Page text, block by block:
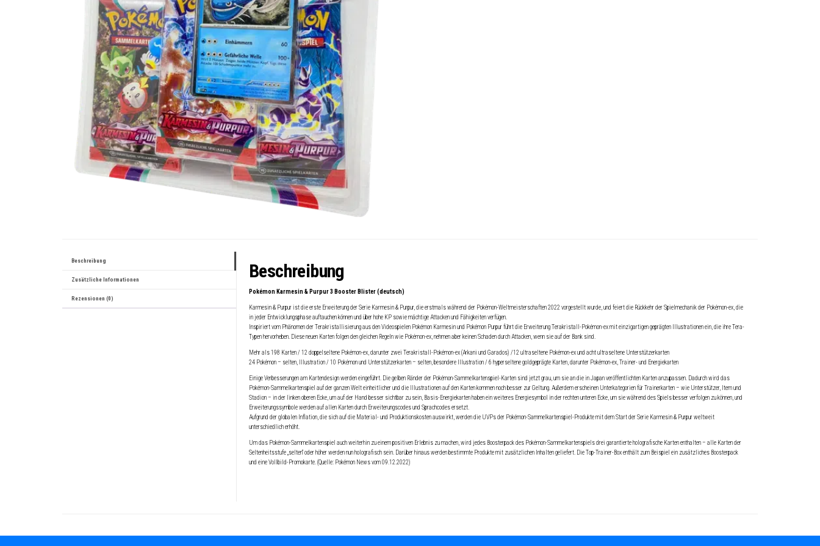
Beschreibung
Zusätzliche Informationen
Rezensionen (0)
Beschreibung
Pokémon Karmesin & Purpur 3 Booster Blister (deutsch)
Karmesin & Purpur ist die erste Erweiterung der Serie Karmesin & Purpur, die erstmals während der Pokémon-Weltmeisterschaften 2022 vorgestellt wurde, und feiert die Rückkehr der Spielmechanik der Pokémon-ex, die
in jeder Entwicklungsphase auftauchen können und über hohe KP sowie mächtige Attacken und Fähigkeiten verfügen.
Inspiriert vom Phänomen der Terakristallisierung aus den Videospielen Pokémon Karmesin und Pokémon Purpur führt die Erweiterung Terakristall-Pokémon-ex mit einzigartigen geprägten Illustrationen ein, die ihre Tera-
Typen hervorheben. Diese neuen Karten folgen den gleichen Regeln wie Pokémon-ex, nehmen aber keinen Schaden durch Attacken, wenn sie auf der Bank sind.
Mehr als 198 Karten / 12 doppelseltene Pokémon-ex, darunter zwei Terakristall-Pokémon-ex (Arkani und Garados) /12 ultraseltene Pokémon-ex und acht ultraseltene Unterstützerkarten
24 Pokémon – selten, Illustration / 10 Pokémon und Unterstützerkarten – selten, besondere Illustration / 6 hyperseltene goldgeprägte Karten, darunter Pokémon-ex, Trainer- und Energiekarten
Einige Verbesserungen am Kartendesign werden eingeführt. Die gelben Ränder der Pokémon-Sammelkartenspiel-Karten sind jetzt grau, um sie an die in Japan veröffentlichten Karten anzupassen. Dadurch wird das
Pokémon-Sammelkartenspiel auf der ganzen Welt einheitlicher und die Illustrationen auf den Karten kommen noch besser zur Geltung. Außerdem erscheinen Unterkategorien für Trainerkarten – wie Unterstützer, Item und
Stadion – in der linken oberen Ecke, um auf der Hand besser sichtbar zu sein, Basis-Energiekarten haben ein weiteres Energiesymbol in der rechten unteren Ecke, um sie während des Spiels besser verfolgen zu können, und
Erweiterungssymbole werden auf allen Karten durch Erweiterungscodes und Sprachcodes ersetzt.
Aufgrund der globalen Inflation, die sich auf die Material- und Produktionskosten auswirkt, werden die UVPs der Pokémon-Sammelkartenspiel-Produkte mit dem Start der Serie Karmesin & Purpur weltweit
unterschiedlich erhöht.
Um das Pokémon-Sammelkartenspiel auch weiterhin zu einem positiven Erlebnis zu machen, wird jedes Boosterpack des Pokémon-Sammelkartenspiels drei garantierte holografische Karten enthalten – alle Karten der
Seltenheitsstufe „selten“ oder höher werden nun holografisch sein. Darüber hinaus werden bestimmte Produkte mit zusätzlichen Inhalten geliefert. Die Top-Trainer-Box enthält zum Beispiel ein zusätzliches Boosterpack
und eine Vollbild-Promokarte. (Quelle: Pokémon News vom 09.12.2022)